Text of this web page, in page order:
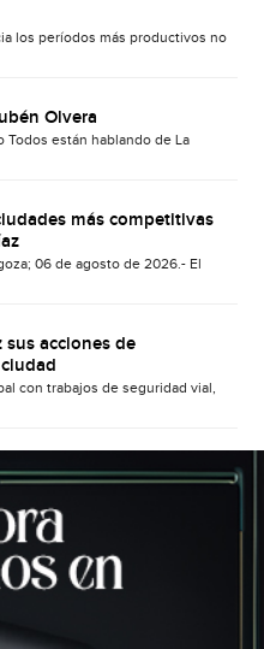
los períodos más productivos no
Olvera
Todos están hablando de La
más competitivas
06 de agosto de 2026.- El
sus acciones de
con trabajos de seguridad vial,